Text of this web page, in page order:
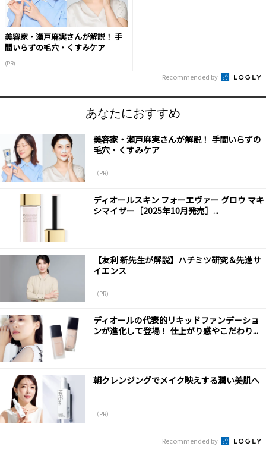
美容家・瀬戸麻実さんが解説！ 手
間いらずの毛穴・くすみケア
(PR)
Recommended by
あなたにおすすめ
美容家・瀬戸麻実さんが解説！ 手間いらずの
毛穴・くすみケア
（PR）
ディオールスキン フォーエヴァー グロウ マキ
シマイザー［2025年10月発売］...
【友利 新先生が解説】ハチミツ研究＆先進サ
イエンス
（PR）
ディオールの代表的リキッドファンデーショ
ンが進化して登場！ 仕上がり感やこだわり...
朝クレンジングでメイク映えする潤い美肌へ
（PR）
Recommended by